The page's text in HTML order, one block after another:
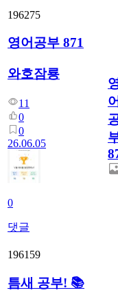
196275
영어공부 871
와호잠룡
11
0
0
26.06.05
0
댓글
어
196159
틈새 공부! 📚